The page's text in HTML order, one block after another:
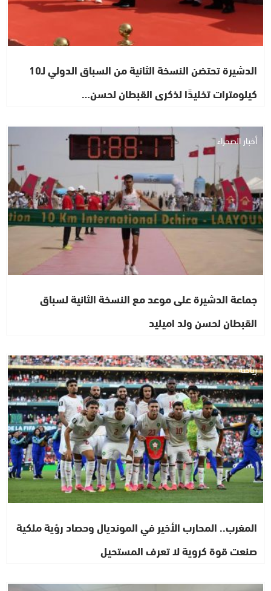
الدشيرة تحتضن النسخة الثانية من السباق الدولي لـ10
كيلومترات تخليدًا لذكرى القبطان لحسن…
أخبار الصحراء
جماعة الدشيرة على موعد مع النسخة الثانية لسباق
القبطان لحسن ولد اميليد
رياضة
المغرب.. المحارب الأخير في المونديال وحصاد رؤية ملكية
صنعت قوة كروية لا تعرف المستحيل